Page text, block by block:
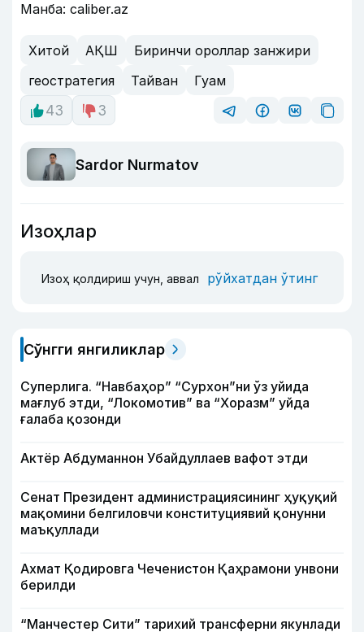
Манба: caliber.az
Хитой АҚШ
Биринчи ороллар занжири
геостратегия
Тайван
Гуам
43
3
Sardor Nurmatov
Изоҳлар
Изоҳ қолдириш учун, аввал рўйхатдан ўтинг
Сўнгги янгиликлар
Суперлига. “Навбаҳор” “Сурхон”ни ўз уйида
мағлуб этди, “Локомотив” ва “Хоразм” уйда
ғалаба қозонди
Актёр Абду­маннон Убайдуллаев вафот этди
Сенат Президент администрациясининг ҳуқуқий
мақомини белгиловчи конституциявий қонунни
маъқуллади
Ахмат Қодировга Чеченистон Қаҳрамони унвони
берилди
“Манчестер Сити” тарихий трансферни якунлади